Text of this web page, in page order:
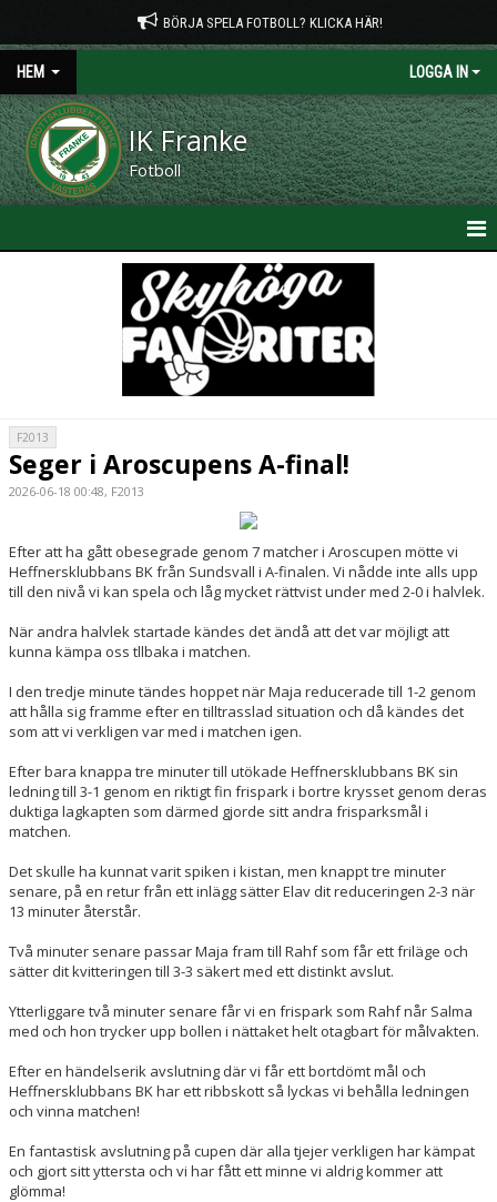
BÖRJA SPELA FOTBOLL? KLICKA HÄR!
HEM LOGGA IN
IK Franke
Fotboll
PLANTIDER
BILDGALLERI
VÅRA LAG/TRÄNARE
MATCHER
F2013
Seger i Aroscupens A-final!
2026-06-18 00:48, F2013
Efter att ha gått obesegrade genom 7 matcher i Aroscupen mötte vi
Heffnersklubbans BK från Sundsvall i A-finalen. Vi nådde inte alls upp
till den nivå vi kan spela och låg mycket rättvist under med 2-0 i halvlek.
När andra halvlek startade kändes det ändå att det var möjligt att
kunna kämpa oss tllbaka i matchen.
I den tredje minute tändes hoppet när Maja reducerade till 1-2 genom
att hålla sig framme efter en tilltrasslad situation och då kändes det
som att vi verkligen var med i matchen igen.
Efter bara knappa tre minuter till utökade Heffnersklubbans BK sin
ledning till 3-1 genom en riktigt fin frispark i bortre krysset genom deras
duktiga lagkapten som därmed gjorde sitt andra frisparksmål i
matchen.
Det skulle ha kunnat varit spiken i kistan, men knappt tre minuter
senare, på en retur från ett inlägg sätter Elav dit reduceringen 2-3 när
13 minuter återstår.
Två minuter senare passar Maja fram till Rahf som får ett friläge och
sätter dit kvitteringen till 3-3 säkert med ett distinkt avslut.
Ytterliggare två minuter senare får vi en frispark som Rahf når Salma
med och hon trycker upp bollen i nättaket helt otagbart för målvakten.
Efter en händelserik avslutning där vi får ett bortdömt mål och
Heffnersklubbans BK har ett ribbskott så lyckas vi behålla ledningen
och vinna matchen!
En fantastisk avslutning på cupen där alla tjejer verkligen har kämpat
och gjort sitt yttersta och vi har fått ett minne vi aldrig kommer att
glömma!